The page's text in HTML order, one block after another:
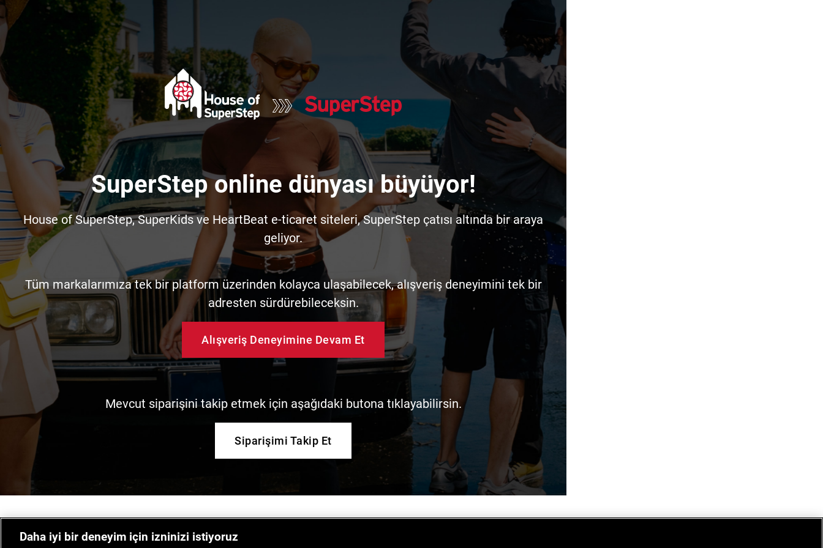
SuperStep online dünyası büyüyor!
House of SuperStep, SuperKids ve HeartBeat e-ticaret siteleri, SuperStep çatısı altında bir araya
geliyor.
Tüm markalarımıza tek bir platform üzerinden kolayca ulaşabilecek, alışveriş deneyimini tek bir
adresten sürdürebileceksin.
Alışveriş Deneyimine Devam Et
Mevcut siparişini takip etmek için aşağıdaki butona tıklayabilirsin.
Siparişimi Takip Et
Daha iyi bir deneyim için izninizi istiyoruz